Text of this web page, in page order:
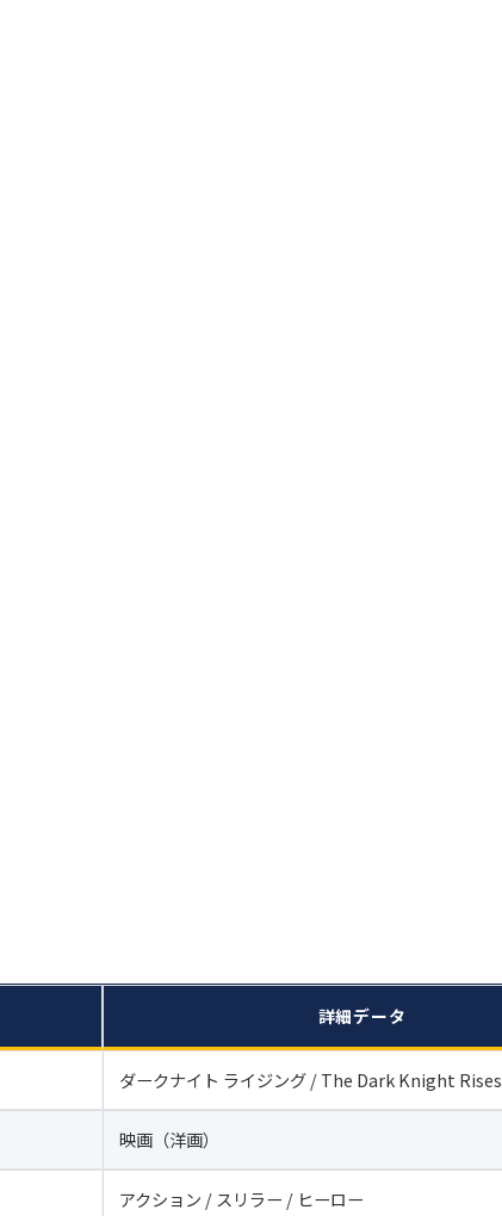
詳細データ
ダークナイト ライジング / The Dark Knight Rises
映画（洋画）
アクション / スリラー / ヒーロー